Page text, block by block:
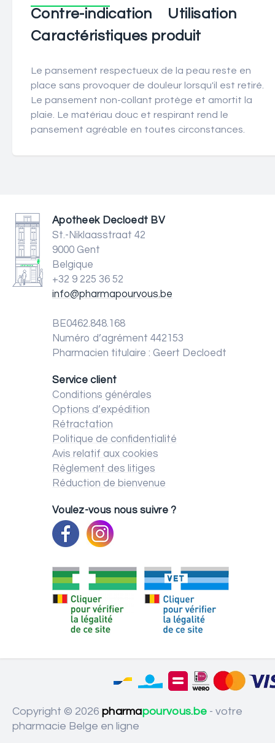
Contre-indication
Utilisation
Caractéristiques produit
Le pansement respectueux de la peau reste en
place sans provoquer de douleur lorsqu'il est retiré.
Le pansement non-collant protège et amortit la
plaie. Le matériau douc et respirant rend le
pansement agréable en toutes circonstances.
Apotheek Decloedt BV
St.-Niklaasstraat 42
9000 Gent
Belgique
+32 9 225 36 52
info@pharmapourvous.be
BE0462.848.168
Numéro d’agrément 442153
Pharmacien titulaire : Geert Decloedt
Service client
Conditions générales
Options d’expédition
Rétractation
Politique de confidentialité
Avis relatif aux cookies
Règlement des litiges
Réduction de bienvenue
Voulez-vous nous suivre ?
Copyright © 2026 pharmapourvous.be - votre
pharmacie Belge en ligne